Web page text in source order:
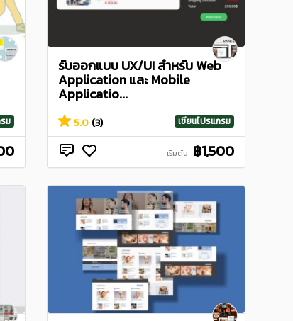
ม
รับออกแบบ UX/UI สำหรับ Web
Application และ Mobile
Applicatio...
5.0 (3) เขียนโปรแกรม
เริ่มต้น ฿1,500